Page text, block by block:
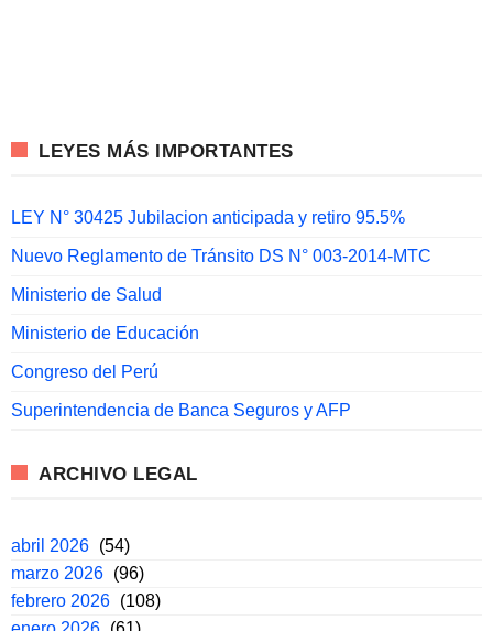
LEYES MÁS IMPORTANTES
LEY N° 30425 Jubilacion anticipada y retiro 95.5%
Nuevo Reglamento de Tránsito DS N° 003-2014-MTC
Ministerio de Salud
Ministerio de Educación
Congreso del Perú
Superintendencia de Banca Seguros y AFP
ARCHIVO LEGAL
abril 2026 (54)
marzo 2026 (96)
febrero 2026 (108)